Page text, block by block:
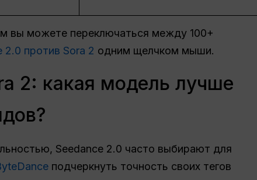
вы можете переключаться между 100+
2.0 против Sora 2 одним щелчком мыши.
2: какая модель лучше
Seedance 2.0 часто выбирают для
подчеркнуть точность своих тегов